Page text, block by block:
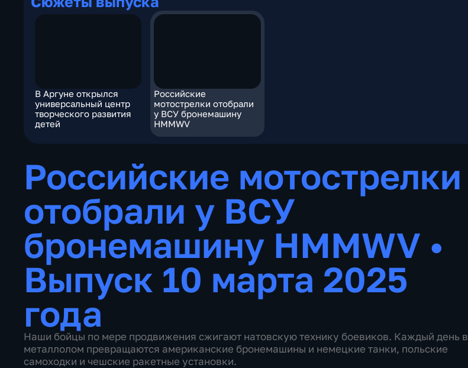
В Аргуне открылся
универсальный центр
творческого развития
детей
Российские
мотострелки отобрали
у ВСУ бронемашину
HMMWV
Российские мотострелки
отобрали у ВСУ
бронемашину HMMWV •
Выпуск 10 марта 2025
года
Наши бойцы по мере продвижения сжигают натовскую технику боевиков. Каждый день в
металлолом превращаются американские бронемашины и немецкие танки, польские
самоходки и чешские ракетные установки.